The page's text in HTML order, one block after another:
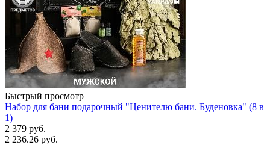
Быстрый просмотр
Набор для бани подарочный "Ценителю бани. Буденовка" (8 в
1)
2 379 руб.
2 236.26 руб.